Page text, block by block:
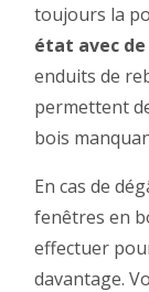
toujours la
état avec
enduits de
permettent
bois
En cas de
fenêtres en
effectuer
davantage.